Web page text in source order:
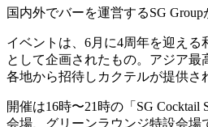
国内外でバーを運営するSG Group
イベントは、6月に4周年を迎える
として企画されたもの。アジア最
各地から招待しカクテルが提供さ
開催は16時〜21時の「SG
会場、グリーンラウンジ特設会場